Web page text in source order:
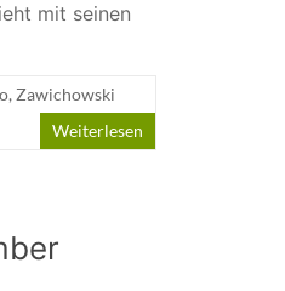
mit seinen
, Zawichowski
Weiterlesen